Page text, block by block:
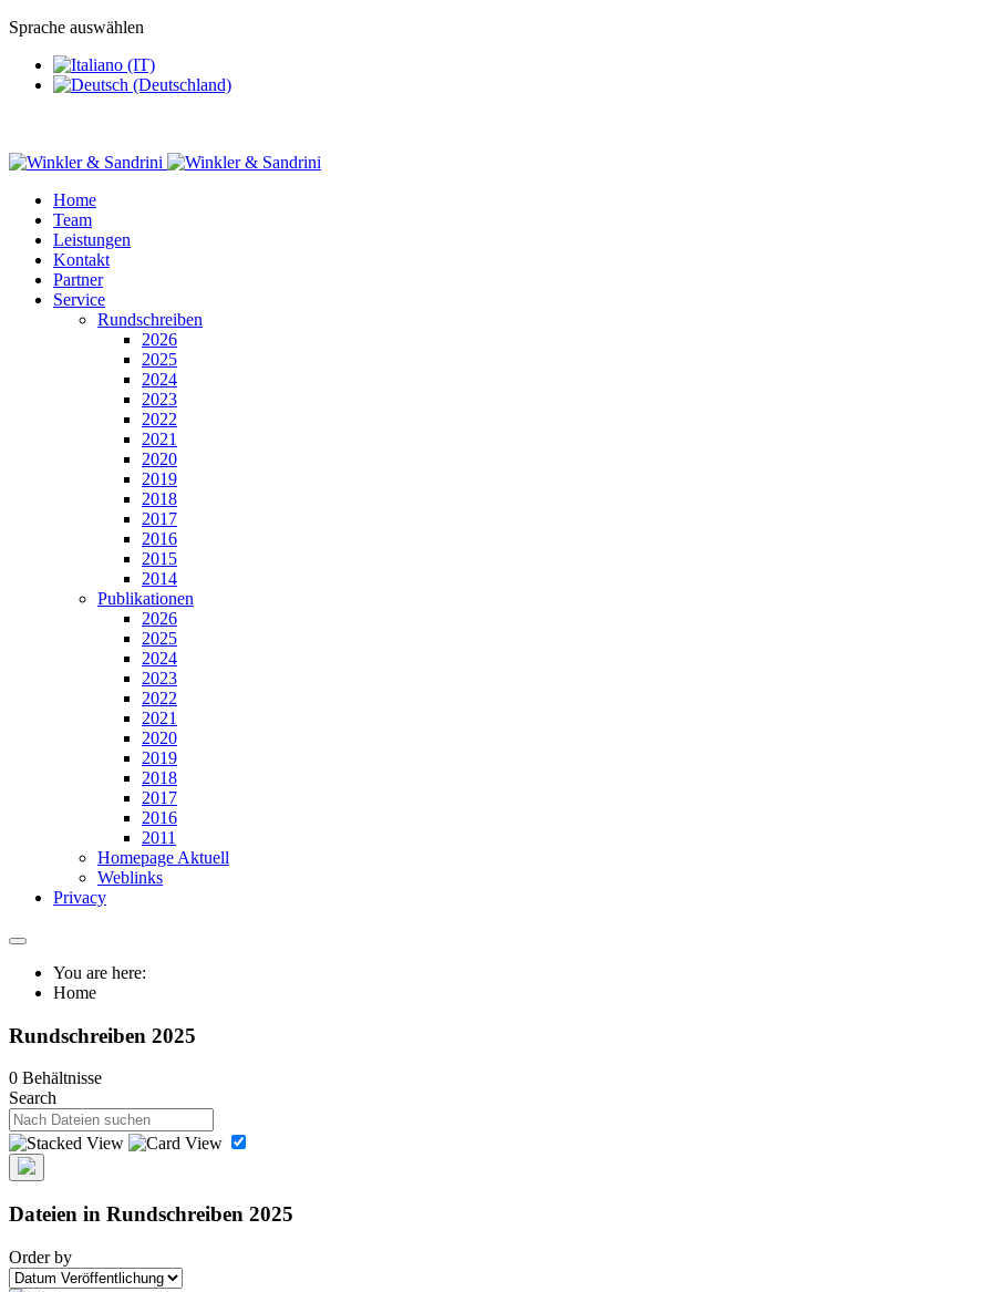
Sprache auswählen
Home
Team
Leistungen
Kontakt
Partner
Service
Rundschreiben
2026
2025
2024
2023
2022
2021
2020
2019
2018
2017
2016
2015
2014
Publikationen
2026
2025
2024
2023
2022
2021
2020
2019
2018
2017
2016
2011
Homepage Aktuell
Weblinks
Privacy
You are here:
Home
Rundschreiben 2025
0 Behältnisse
Search
Dateien in Rundschreiben 2025
Order by